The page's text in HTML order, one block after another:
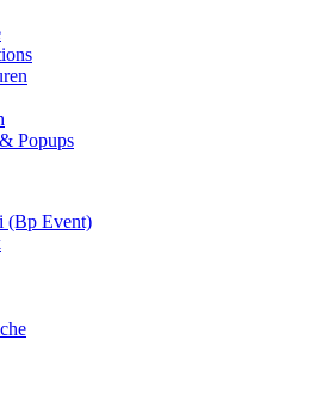
Popups
(Bp Event)